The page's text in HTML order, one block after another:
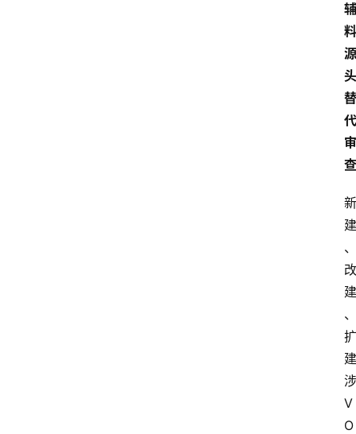
辅
料
源
头
替
代
审
查
新
建
、
改
建
、
扩
建
涉
V
O